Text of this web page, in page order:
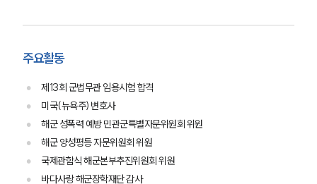
주요활동
제13회 군법무관 임용시험 합격
미국(뉴욕주) 변호사
해군 성폭력 예방 민관군특별자문위원회 위원
해군 양성평등 자문위원회 위원
국제관함식 해군본부추진위원회 위원
바다사랑 해군장학재단 감사